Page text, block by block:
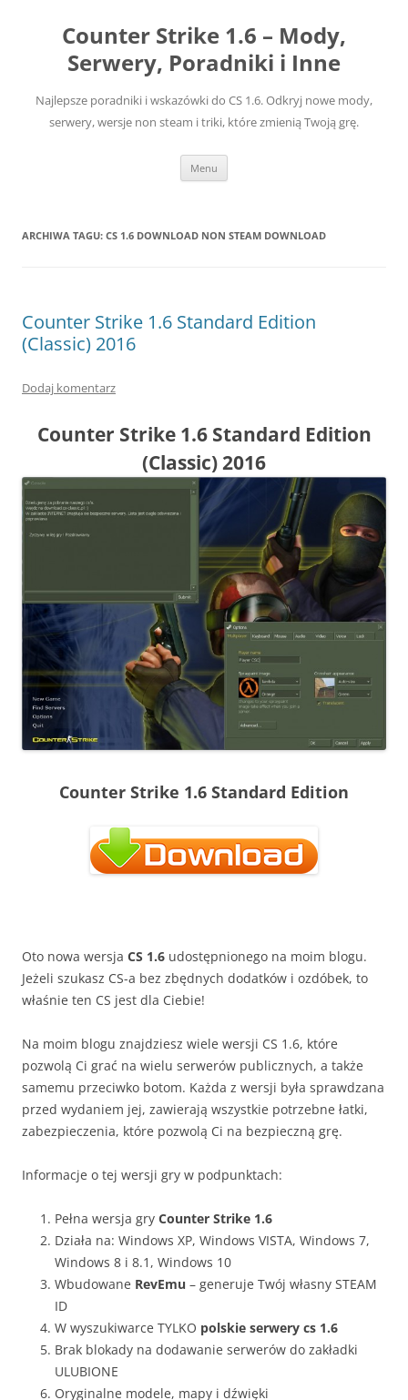
Counter Strike 1.6 – Mody,
Serwery, Poradniki i Inne
Najlepsze poradniki i wskazówki do CS 1.6. Odkryj nowe mody,
serwery, wersje non steam i triki, które zmienią Twoją grę.
Menu
ARCHIWA TAGU: CS 1.6 DOWNLOAD NON STEAM DOWNLOAD
Counter Strike 1.6 Standard Edition
(Classic) 2016
Dodaj komentarz
Counter Strike 1.6 Standard Edition
(Classic) 2016
Counter Strike 1.6 Standard Edition
Oto nowa wersja CS 1.6 udostępnionego na moim blogu.
Jeżeli szukasz CS-a bez zbędnych dodatków i ozdóbek, to
właśnie ten CS jest dla Ciebie!
Na moim blogu znajdziesz wiele wersji CS 1.6, które
pozwolą Ci grać na wielu serwerów publicznych, a także
samemu przeciwko botom. Każda z wersji była sprawdzana
przed wydaniem jej, zawierają wszystkie potrzebne łatki,
zabezpieczenia, które pozwolą Ci na bezpieczną grę.
Informacje o tej wersji gry w podpunktach:
Pełna wersja gry Counter Strike 1.6
Działa na: Windows XP, Windows VISTA, Windows 7,
Windows 8 i 8.1, Windows 10
Wbudowane RevEmu – generuje Twój własny STEAM
ID
W wyszukiwarce TYLKO polskie serwery cs 1.6
Brak blokady na dodawanie serwerów do zakładki
ULUBIONE
Oryginalne modele, mapy i dźwięki